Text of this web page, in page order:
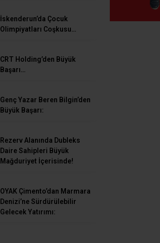
İskenderun’da Çocuk
Olimpiyatları Coşkusu…
CRT Holding’den Büyük
Başarı…
Genç Yazar Beren Bilgin’den
Büyük Başarı:
Rezerv Alanında Dubleks
Daire Sahipleri Büyük
Mağduriyet İçerisinde!
OYAK Çimento’dan Marmara
Denizi’ne Sürdürülebilir
Gelecek Yatırımı: